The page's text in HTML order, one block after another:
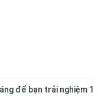
để bạn trải nghiệm 1